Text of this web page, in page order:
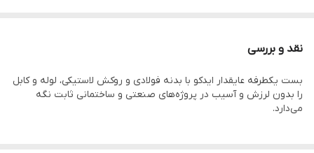
بدنه فولاد گالوانیزه با روکش روی برای جلوگیری از خوردگی
روکش داخلی لاستیک EPDM مقاوم در برابر حرارت، سایش و UV
محدوده سایز: 8mm تا 60mm
نقد و بررسی
بست یکطرفه عایقدار ایدکو با بدنه فولادی و روکش لاستیکی، لوله و کابل
را بدون لرزش و آسیب در پروژه‌های صنعتی و ساختمانی ثابت نگه
می‌دارد.